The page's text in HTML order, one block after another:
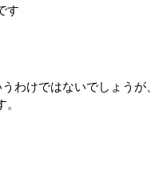
す
わけではないでしょうが、